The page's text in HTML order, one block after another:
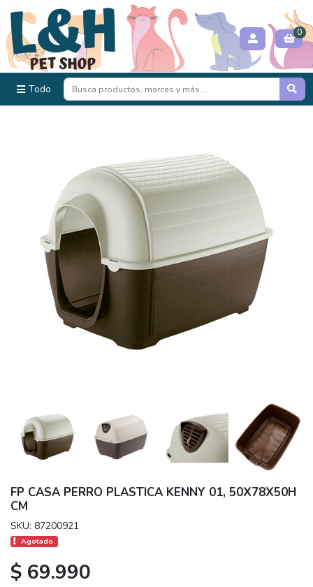
Todo
0
FP CASA PERRO PLASTICA KENNY 01, 50X78X50H
CM
SKU: 87200921
Agotado.
$ 69.990